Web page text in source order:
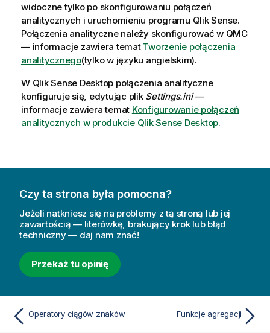
widoczne tylko po skonfigurowaniu połączeń
analitycznych i uruchomieniu programu Qlik Sense.
Połączenia analityczne należy skonfigurować w QMC
— informacje zawiera temat Tworzenie połączenia
analitycznego(tylko w języku angielskim).
W Qlik Sense Desktop połączenia analityczne
konfiguruje się, edytując plik Settings.ini—
informacje zawiera temat Konfigurowanie połączeń
analitycznych w produkcie Qlik Sense Desktop.
Czy ta strona była pomocna?
Jeżeli natkniesz się na problemy z tą stroną lub jej
zawartością — literówkę, brakujący krok lub błąd
techniczny — daj nam znać!
Przekaż tu opinię
Operatory ciągów znaków Funkcje agregacji